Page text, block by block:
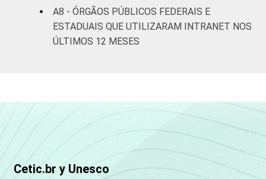
A8 - ÓRGÃOS PÚBLICOS FEDERAIS E
ESTADUAIS QUE UTILIZARAM INTRANET NOS
ÚLTIMOS 12 MESES
Cetic.br y Unesco